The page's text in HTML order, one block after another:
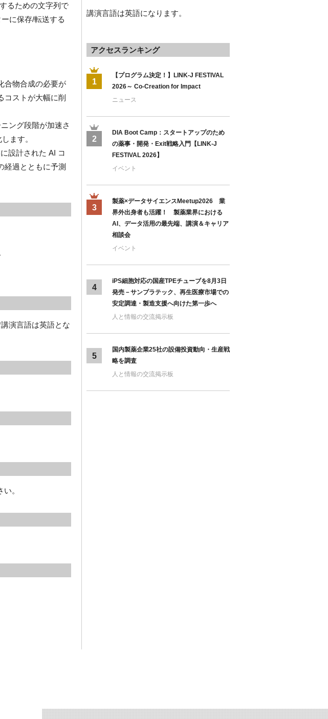
るための文字列で
に保存/転送する
合物合成の必要が
コストが大幅に削
ング段階が加速さ
ます。
設計された AI コ
経過とともに予測
演言語は英語とな
。
講演言語は英語になります。
アクセスランキング
1
【プログラム決定！】LINK-J FESTIVAL
2026～ Co-Creation for Impact
ニュース
2
DIA Boot Camp：スタートアップのため
の薬事・開発・Exit戦略入門【LINK-J
FESTIVAL 2026】
イベント
3
製薬×データサイエンスMeetup2026 業
界外出身者も活躍！ 製薬業界における
AI、データ活用の最先端、講演＆キャリア
相談会
イベント
4
iPS細胞対応の国産TPEチューブを8月3日
発売－サンプラテック、再生医療市場での
安定調達・製造支援へ向けた第一歩へ
人と情報の交流掲示板
5
国内製薬企業25社の設備投資動向・生産戦
略を調査
人と情報の交流掲示板